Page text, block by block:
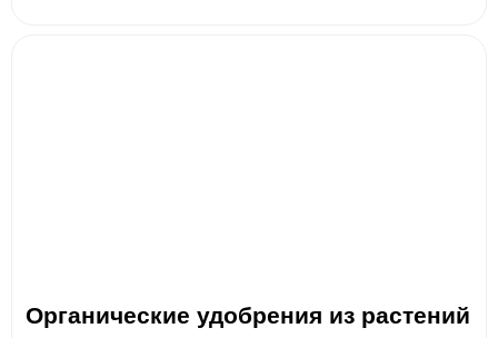
Органические удобрения из растений